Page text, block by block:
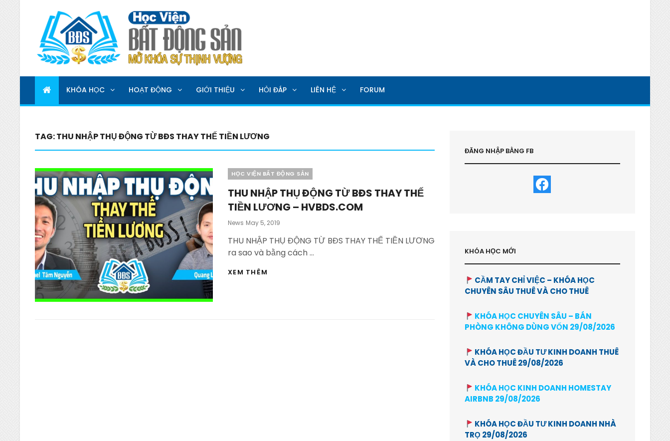
HỌC VIỆN BẤT ĐỘNG SẢN
MỞ KHOÁ SỰ THỊNH VƯỢNG
KHÓA HỌC HOẠT ĐỘNG GIỚI THIỆU HỎI ĐÁP LIÊN HỆ FORUM
TAG:THU NHẬP THỤ ĐỘNG TỪ BĐS THAY THẾ TIỀN LƯƠNG
Categories
HỌC VIỆN BẤT ĐỘNG SẢN
THU NHẬP THỤ ĐỘNG TỪ BĐS THAY THẾ
TIỀN LƯƠNG – HVBDS.COM
News Posted
May 5, 2019
THU NHẬP THỤ ĐỘNG TỪ BĐS THAY THẾ TIỀN LƯƠNG
ra sao và bằng cách …
XEM THÊM
ĐĂNG NHẬP BẰNG FB
KHÓA HỌC MỚI
CẦM TAY CHỈ VIỆC – KHÓA HỌC
CHUYÊN SÂU THUÊ VÀ CHO THUÊ
KHÓA HỌC CHUYÊN SÂU – BÁN
PHÒNG KHÔNG DÙNG VỐN 29/08/2026
KHÓA HỌC ĐẦU TƯ KINH DOANH THUÊ
VÀ CHO THUÊ 29/08/2026
KHÓA HỌC KINH DOANH HOMESTAY
AIRBNB 29/08/2026
KHÓA HỌC ĐẦU TƯ KINH DOANH NHÀ
TRỌ 29/08/2026